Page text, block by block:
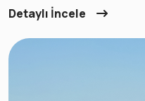
Detaylı İncele